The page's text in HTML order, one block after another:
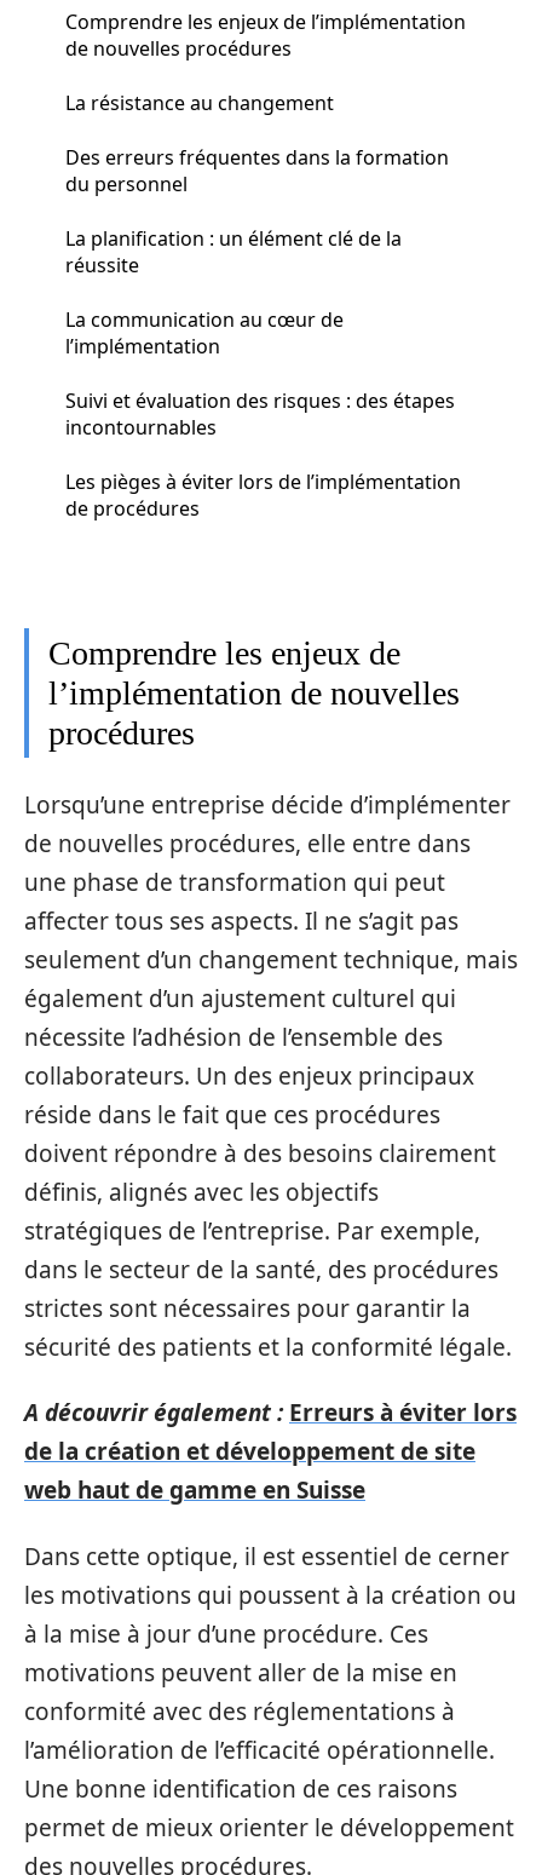
Comprendre les enjeux de l’implémentation
de nouvelles procédures
La résistance au changement
Des erreurs fréquentes dans la formation
du personnel
La planification : un élément clé de la
réussite
La communication au cœur de
l’implémentation
Suivi et évaluation des risques : des étapes
incontournables
Les pièges à éviter lors de l’implémentation
de procédures
Comprendre les enjeux de
l’implémentation de nouvelles
procédures
Lorsqu’une entreprise décide d’implémenter
de nouvelles procédures, elle entre dans
une phase de transformation qui peut
affecter tous ses aspects. Il ne s’agit pas
seulement d’un changement technique, mais
également d’un ajustement culturel qui
nécessite l’adhésion de l’ensemble des
collaborateurs. Un des enjeux principaux
réside dans le fait que ces procédures
doivent répondre à des besoins clairement
définis, alignés avec les objectifs
stratégiques de l’entreprise. Par exemple,
dans le secteur de la santé, des procédures
strictes sont nécessaires pour garantir la
sécurité des patients et la conformité légale.
A découvrir également : Erreurs à éviter lors
de la création et développement de site
web haut de gamme en Suisse
Dans cette optique, il est essentiel de cerner
les motivations qui poussent à la création ou
à la mise à jour d’une procédure. Ces
motivations peuvent aller de la mise en
conformité avec des réglementations à
l’amélioration de l’efficacité opérationnelle.
Une bonne identification de ces raisons
permet de mieux orienter le développement
des nouvelles procédures.